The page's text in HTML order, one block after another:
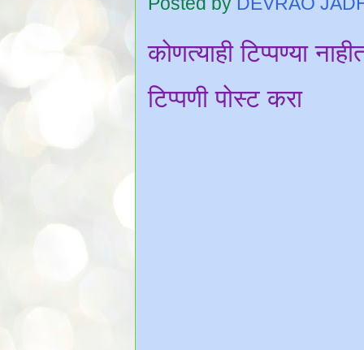
कोणत्याही टिप्पण्‍या
टिप्पणी पोस्ट करा